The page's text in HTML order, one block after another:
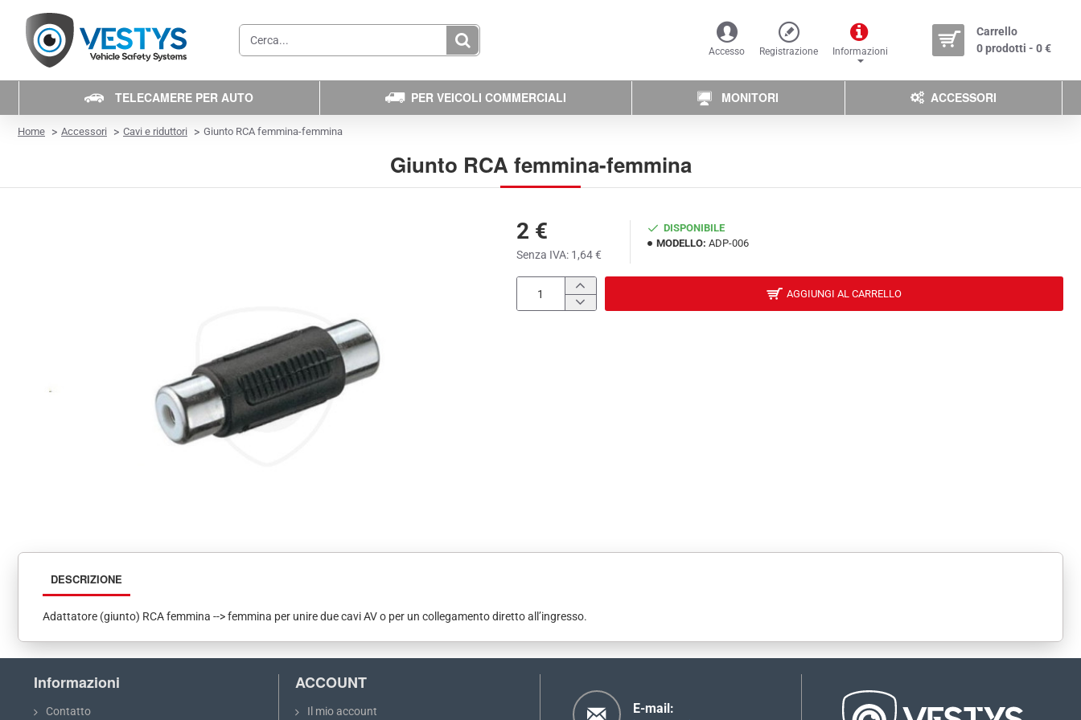
Cerca... Accesso Registrazione Informazioni
Carrello
0 prodotti - 0 €
TELECAMERE PER AUTO PER VEICOLI COMMERCIALI MONITORI ACCESSORI
Giunto RCA femmina-femmina
HomehomeAccessori Cavi e riduttori Giunto RCA femmina-femmina
2 €
Senza IVA: 1,64 €
DISPONIBILE
MODELLO: ADP-006
AGGIUNGI AL CARRELLO
DESCRIZIONE
Adattatore (giunto) RCA femmina --> femmina per unire due cavi AV o per un collegamento diretto all’ingresso.
Informazioni
Contatto
ACCOUNT
Il mio account E-mail: